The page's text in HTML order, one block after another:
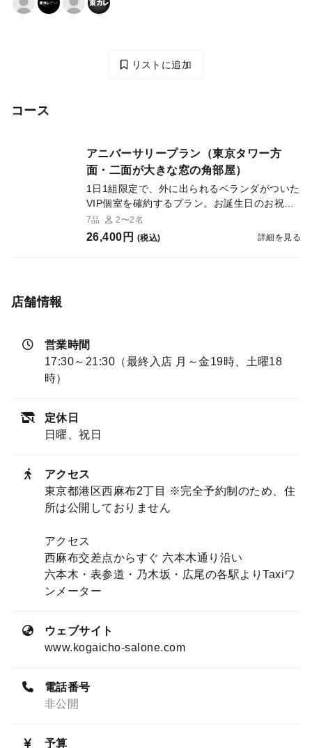
リストに追加
コース
アニバーサリープラン（東京タワー方
面・二面が大きな窓の角部屋）
1日1組限定で、外に出られるベランダがついた
VIP個室を確約するプラン。お誕生日のお祝い
や大切なお客様をお招きしてのご接待、そして
何よりプロポーズの機会にも最適なプランです
コースのお食事、メッセージ入りサプライズプ
レートと食後の珈琲・紅茶、焼き菓子、それに
7品 2〜2名
26,400円 (税込) 詳細を見る
店舗情報
営業時間
17:30～21:30（最終入店 月～金19時、土曜18
時）
定休日
日曜、祝日
アクセス
東京都港区西麻布2丁目 ※完全予約制のため、住
所は公開しておりません
アクセス
西麻布交差点からすぐ 六本木通り沿い
六本木・表参道・乃木坂・広尾の各駅よりTaxiワ
ンメーター
ウェブサイト
www.kogaicho-salone.com
電話番号
非公開
予算